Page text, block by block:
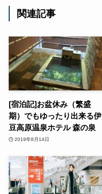
関連記事
[宿泊記]お盆休み（繁盛
期）でもゆったり出来る伊
豆高原温泉ホテル 森の泉
2019年8月14日